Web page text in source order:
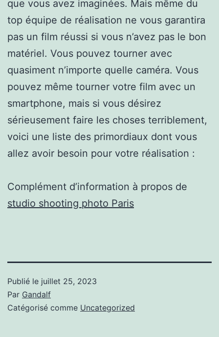
que vous avez imaginées. Mais même du
top équipe de réalisation ne vous garantira
pas un film réussi si vous n’avez pas le bon
matériel. Vous pouvez tourner avec
quasiment n’importe quelle caméra. Vous
pouvez même tourner votre film avec un
smartphone, mais si vous désirez
sérieusement faire les choses terriblement,
voici une liste des primordiaux dont vous
allez avoir besoin pour votre réalisation :
Complément d’information à propos de
studio shooting photo Paris
Publié le juillet 25, 2023
Par Gandalf
Catégorisé comme Uncategorized